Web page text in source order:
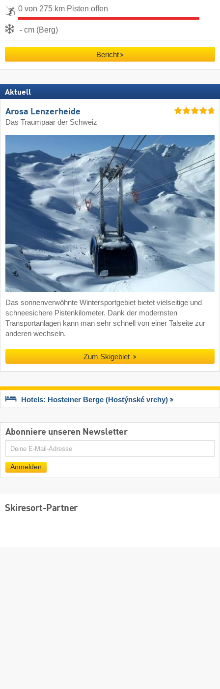
0 von 275 km Pisten offen
- cm (Berg)
Bericht
Aktuell
Arosa Lenzerheide
Das Traumpaar der Schweiz
Das sonnenverwöhnte Wintersportgebiet bietet vielseitige und
schneesichere Pistenkilometer. Dank der modernsten
Transportanlagen kann man sehr schnell von einer Talseite zur
anderen wechseln.
Zum Skigebiet
Hotels: Hosteiner Berge (Hostýnské vrchy)
Abonniere unseren Newsletter
E-
Anmelden
Skiresort-Partner